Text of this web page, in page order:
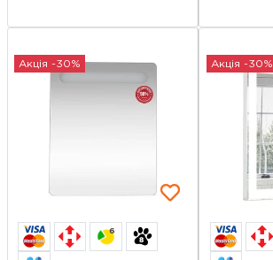
Акція -30%
6
Акція -30%